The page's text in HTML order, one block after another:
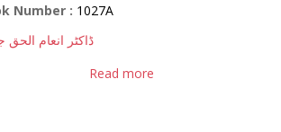
Number : 1027A
ڈاکٹر انعام الحق
Read more